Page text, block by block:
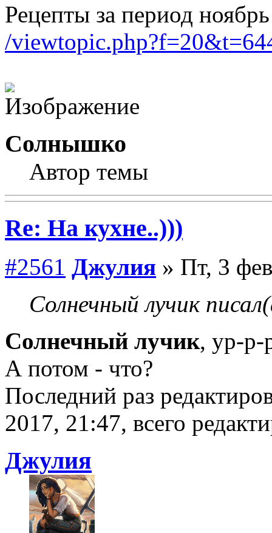
Рецепты за период
/
Солнышко
Автор темы
Re: На кухне..)))
#2561 Джулия » Пт, 3
Солнечный лучик
Солнечный лучик, ур-
А потом - что?
Последний раз
2017, 21:47, всего
Джулия